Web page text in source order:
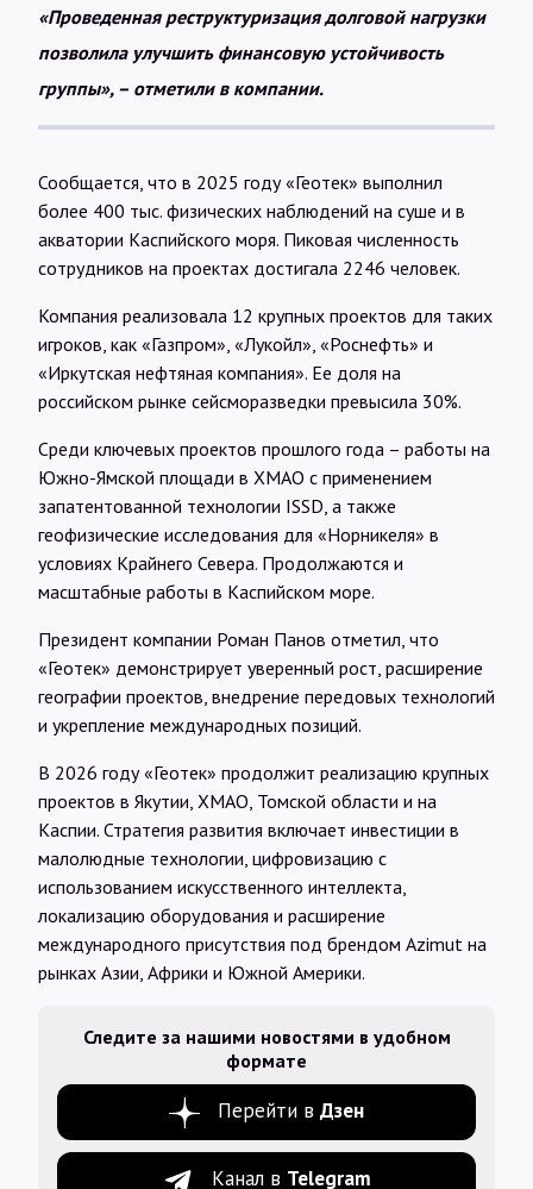
«Проведенная реструктуризация долговой нагрузки
позволила улучшить финансовую устойчивость
группы», – отметили в компании.
Сообщается, что в 2025 году «Геотек» выполнил
более 400 тыс. физических наблюдений на суше и в
акватории Каспийского моря. Пиковая численность
сотрудников на проектах достигала 2246 человек.
Компания реализовала 12 крупных проектов для таких
игроков, как «Газпром», «Лукойл», «Роснефть» и
«Иркутская нефтяная компания». Ее доля на
российском рынке сейсморазведки превысила 30%.
Среди ключевых проектов прошлого года – работы на
Южно-Ямской площади в ХМАО с применением
запатентованной технологии ISSD, а также
геофизические исследования для «Норникеля» в
условиях Крайнего Севера. Продолжаются и
масштабные работы в Каспийском море.
Президент компании Роман Панов отметил, что
«Геотек» демонстрирует уверенный рост, расширение
географии проектов, внедрение передовых технологий
и укрепление международных позиций.
В 2026 году «Геотек» продолжит реализацию крупных
проектов в Якутии, ХМАО, Томской области и на
Каспии. Стратегия развития включает инвестиции в
малолюдные технологии, цифровизацию с
использованием искусственного интеллекта,
локализацию оборудования и расширение
международного присутствия под брендом Azimut на
рынках Азии, Африки и Южной Америки.
Следите за нашими новостями в удобном
формате
Перейти в Дзен
Канал в Telegram